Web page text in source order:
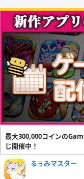
最大300,000コインの
じ開催中！
るぅみマスター